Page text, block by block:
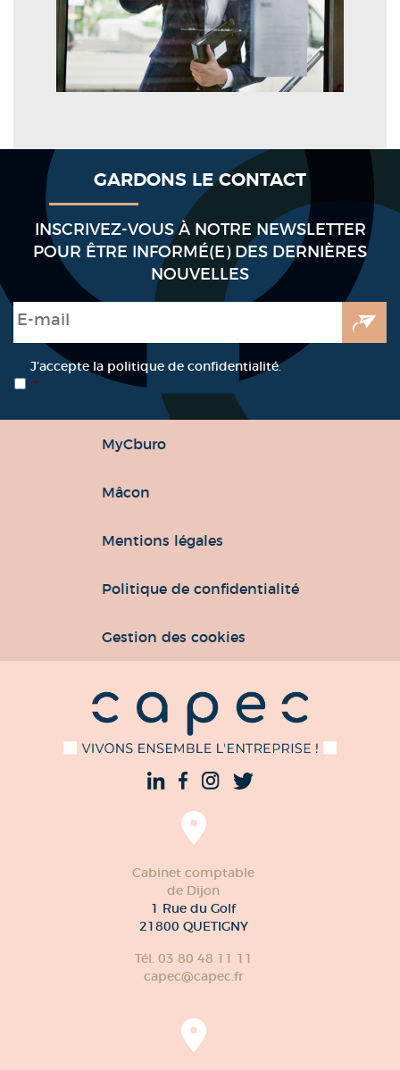
GARDONS LE CONTACT
INSCRIVEZ-VOUS À NOTRE NEWSLETTER
POUR ÊTRE INFORMÉ(E) DES DERNIÈRES
NOUVELLES
E-mail
RGPD *
J’accepte la politique de confidentialité.
*
MyCburo
Mâcon
Mentions légales
Politique de confidentialité
Gestion des cookies
Cabinet comptable
de Dijon
1 Rue du Golf
21800 QUETIGNY
Tél. 03 80 48 11 11
capec@capec.fr